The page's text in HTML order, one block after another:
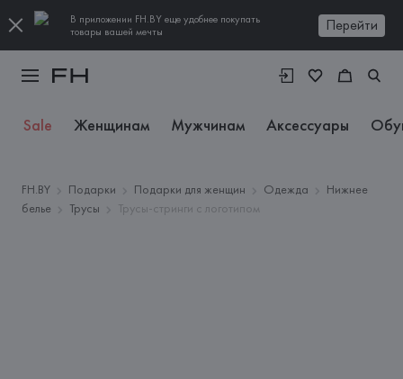
В приложении FH.BY еще удобнее покупать
товары вашей мечты
Перейти
Sale Женщинам Мужчинам Аксессуары
FH.BY Подарки Подарки для женщин Одежда
Нижнее
белье
Трусы Трусы-стринги с логотипом